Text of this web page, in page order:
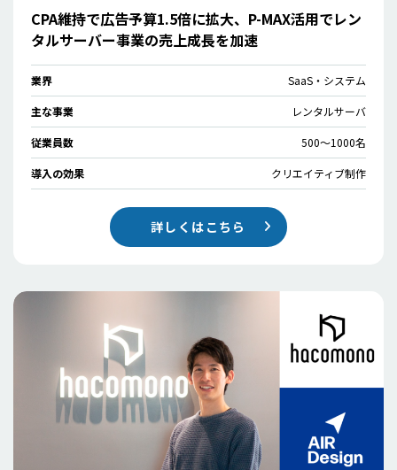
CPA維持で広告予算1.5倍に拡大、P-MAX活用でレン
タルサーバー事業の売上成長を加速
業界 SaaS・システム
主な事業 レンタルサーバ
従業員数 500〜1000名
導入の効果 クリエイティブ制作
詳しくはこちら